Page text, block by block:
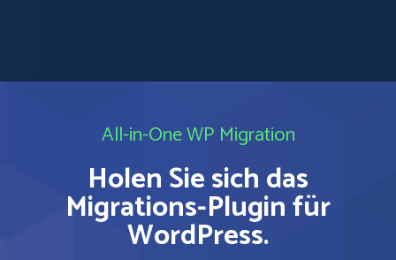
All-in-One WP Migration
Holen Sie sich das
Migrations-Plugin für
WordPress.